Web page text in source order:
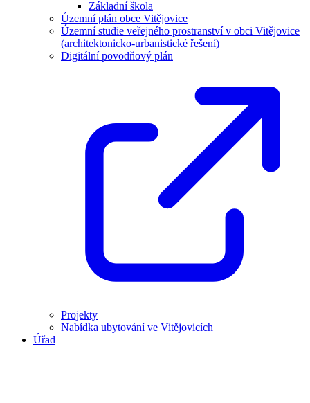
Základní škola
Územní plán obce Vitějovice
Územní studie veřejného prostranství v obci Vitějovice
(architektonicko-urbanistické řešení)
Digitální povodňový plán
Projekty
Nabídka ubytování ve Vitějovicích
Úřad